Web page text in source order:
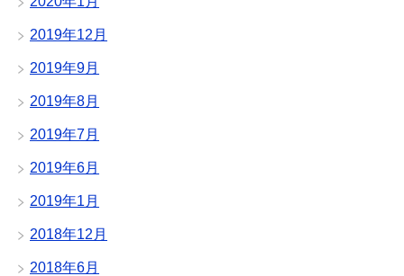
2019年12月
2019年9月
2019年8月
2019年7月
2019年6月
2019年1月
2018年12月
2018年6月